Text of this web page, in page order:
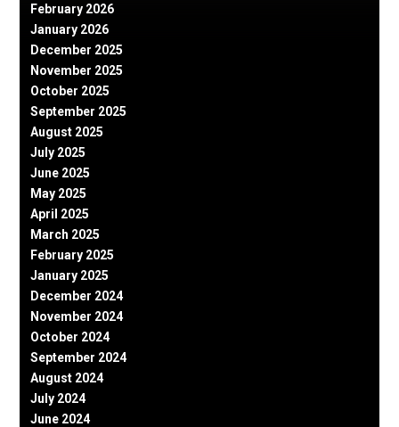
February 2026
January 2026
December 2025
November 2025
October 2025
September 2025
August 2025
July 2025
June 2025
May 2025
April 2025
March 2025
February 2025
January 2025
December 2024
November 2024
October 2024
September 2024
August 2024
July 2024
June 2024